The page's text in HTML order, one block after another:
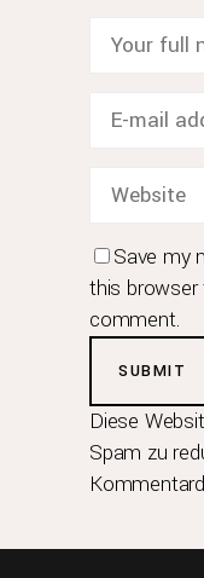
Save my
this
comment.
Diese
Spam zu